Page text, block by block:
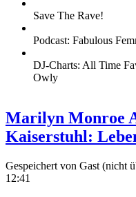
Save The Rave!
Podcast: Fabulous
DJ-Charts: All Time
Owly
Marilyn Monroe
Kaiserstuhl:
Gespeichert von Gast (nicht
12:41